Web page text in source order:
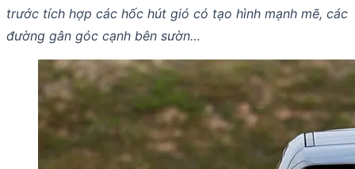
trước tích hợp các hốc hút gió có tạo hình mạnh mẽ, các
đường gân góc cạnh bên sườn…